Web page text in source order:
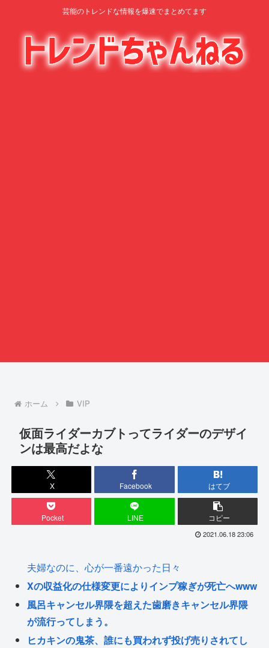
芸能のトレンドな情報を爆速でまとめてます
ホーム VIP
仮面ライダーカブトってライダーのデザイ
ンは最高だよな
X Facebook はてブ
Pocket LINE コピー
2021.06.18 23:06
夫婦なのに、心が一番遠かった日々
Xの収益化の仕様変更によりインプ稼ぎが死亡へwww
風呂キャンセル界隈を超えた歯磨きキャンセル界隈
が流行ってしまう。
ヒカキンの鬼茶、誰にも買われず投げ売りされてし